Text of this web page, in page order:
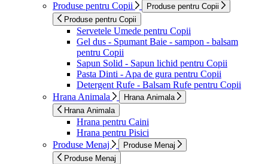
Produse pentru Copii
Produse pentru Copii
Produse pentru Copii
Servetele Umede pentru Copii
Gel dus - Spumant Baie - sampon - balsam
pentru Copii
Sapun Solid - Sapun lichid pentru Copii
Pasta Dinti - Apa de gura pentru Copii
Detergent Rufe - Balsam Rufe pentru Copii
Hrana Animala
Hrana Animala
Hrana Animala
Hrana pentru Caini
Hrana pentru Pisici
Produse Menaj
Produse Menaj
Produse Menaj